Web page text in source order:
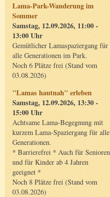
Lama-Park-Wanderung im
Sommer
Samstag, 12.09.2026, 11:00 -
13:00 Uhr
Gemütlicher Lamaspaziergang für
alle Generationen im Park.
Noch 6 Plätze frei (Stand vom
03.08.2026)
"Lamas hautnah" erleben
Samstag, 12.09.2026, 13:30 -
15:00 Uhr
Achtsame Lama-Begegnung mit
kurzem Lama-Spaziergang für alle
Generationen.
* Barrierefrei * Auch für Senioren
und für Kinder ab 4 Jahren
geeignet *
Noch 8 Plätze frei (Stand vom
03.08.2026)